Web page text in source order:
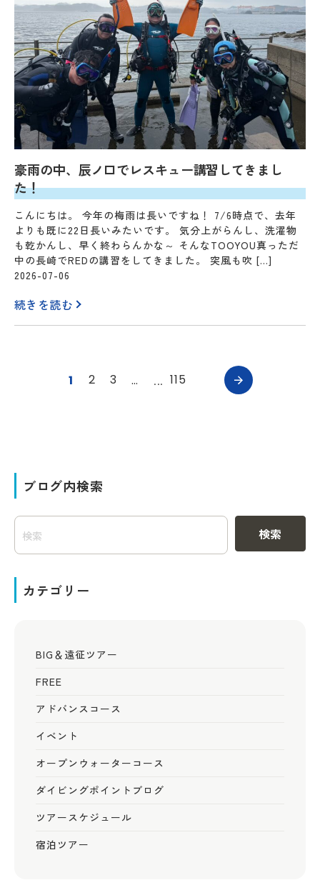
豪雨の中、辰ノ口でレスキュー講習してきまし
た！
こんにちは。 今年の梅雨は長いですね！ 7/6時点で、去年
よりも既に22日長いみたいです。 気分上がらんし、洗濯物
も乾かんし、早く終わらんかな～ そんなTOOYOU真っただ
中の長崎でREDの講習をしてきました。 突風も吹 […]
2026-07-06
続きを読む
1 2 3 … 115
ブログ内検索
検索
カテゴリー
BIG＆遠征ツアー
FREE
アドバンスコース
イベント
オープンウォーターコース
ダイビングポイントブログ
ツアースケジュール
宿泊ツアー